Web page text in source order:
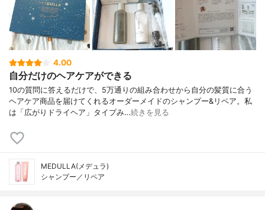
4.00
自分だけのヘアケアができる
10の質問に答えるだけで、5万通りの組み合わせから自分の髪質に合う
ヘアケア商品を届けてくれるオーダーメイドのシャンプー&リペア。私
は「広がりドライヘア」タイプみ…続きを見る
MEDULLA(メデュラ)
シャンプー／リペア